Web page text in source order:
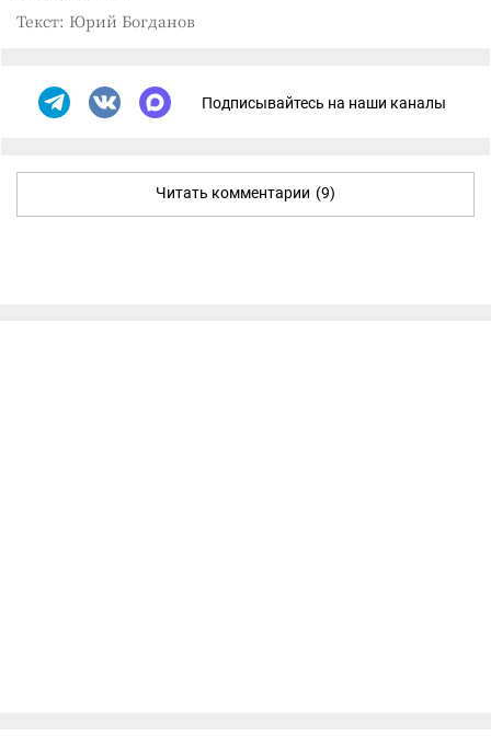
Текст: Юрий Богданов
Подписывайтесь на наши каналы
Читать комментарии (9)